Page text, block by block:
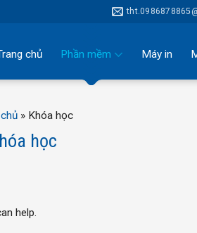
chủ Phần mềm Máy in
» Khóa học
học
help.